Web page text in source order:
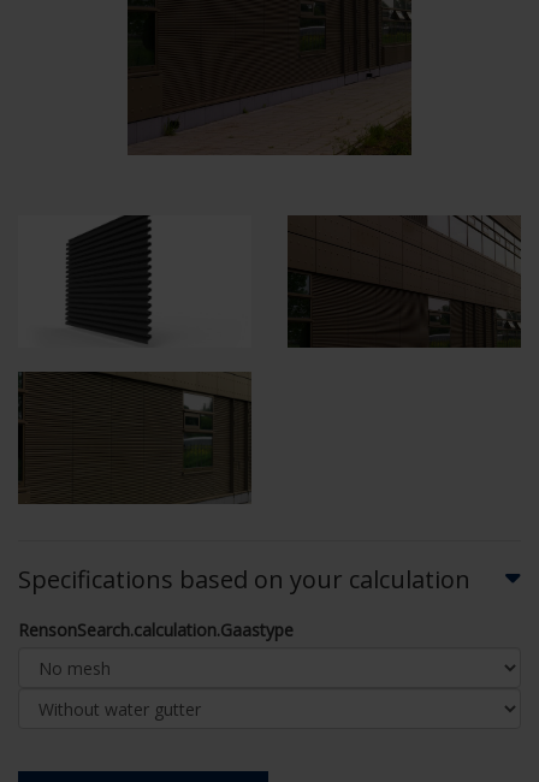
Specifications based on your calculation
RensonSearch.calculation.Gaastype